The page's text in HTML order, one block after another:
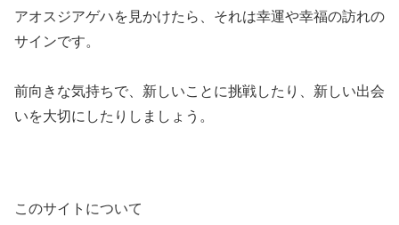
アオスジアゲハを見かけたら、それは幸運や幸福の訪れの
サインです。
前向きな気持ちで、新しいことに挑戦したり、新しい出会
いを大切にしたりしましょう。
このサイトについて